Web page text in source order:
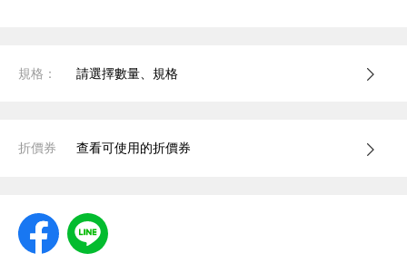
規格： 請選擇數量、規格
折價券 查看可使用的折價券